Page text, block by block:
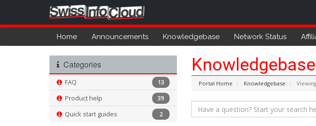
Home Announcements Knowledgebase Network Status
Knowledgebase
Portal Home Knowledgebase
Categories
13
FAQ
39
Product help
2
Quick start guides